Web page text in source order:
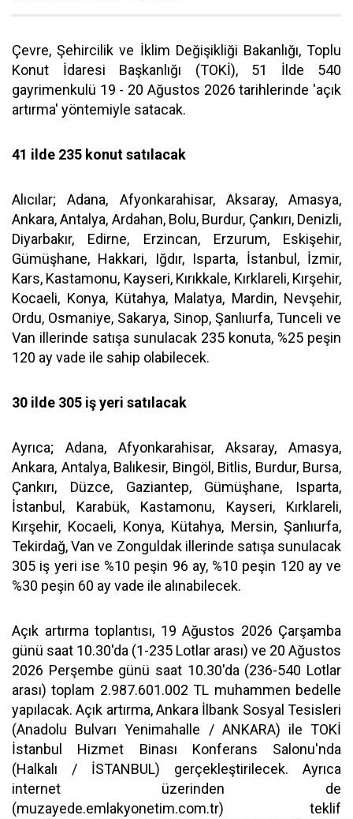
Çevre, Şehircilik ve İklim Değişikliği Bakanlığı, Toplu
Konut İdaresi Başkanlığı (TOKİ), 51 İlde 540
gayrimenkulü 19 - 20 Ağustos 2026 tarihlerinde 'açık
artırma' yöntemiyle satacak.
41 ilde 235 konut satılacak
Alıcılar; Adana, Afyonkarahisar, Aksaray, Amasya,
Ankara, Antalya, Ardahan, Bolu, Burdur, Çankırı, Denizli,
Diyarbakır, Edirne, Erzincan, Erzurum, Eskişehir,
Gümüşhane, Hakkari, Iğdır, Isparta, İstanbul, İzmir,
Kars, Kastamonu, Kayseri, Kırıkkale, Kırklareli, Kırşehir,
Kocaeli, Konya, Kütahya, Malatya, Mardin, Nevşehir,
Ordu, Osmaniye, Sakarya, Sinop, Şanlıurfa, Tunceli ve
Van illerinde satışa sunulacak 235 konuta, %25 peşin
120 ay vade ile sahip olabilecek.
30 ilde 305 iş yeri satılacak
Ayrıca; Adana, Afyonkarahisar, Aksaray, Amasya,
Ankara, Antalya, Balıkesir, Bingöl, Bitlis, Burdur, Bursa,
Çankırı, Düzce, Gaziantep, Gümüşhane, Isparta,
İstanbul, Karabük, Kastamonu, Kayseri, Kırklareli,
Kırşehir, Kocaeli, Konya, Kütahya, Mersin, Şanlıurfa,
Tekirdağ, Van ve Zonguldak illerinde satışa sunulacak
305 iş yeri ise %10 peşin 96 ay, %10 peşin 120 ay ve
%30 peşin 60 ay vade ile alınabilecek.
Açık artırma toplantısı, 19 Ağustos 2026 Çarşamba
günü saat 10.30'da (1-235 Lotlar arası) ve 20 Ağustos
2026 Perşembe günü saat 10.30'da (236-540 Lotlar
arası) toplam 2.987.601.002 TL muhammen bedelle
yapılacak. Açık artırma, Ankara İlbank Sosyal Tesisleri
(Anadolu Bulvarı Yenimahalle / ANKARA) ile TOKİ
İstanbul Hizmet Binası Konferans Salonu'nda
(Halkalı / İSTANBUL) gerçekleştirilecek. Ayrıca
internet üzerinden de
(muzayede.emlakyonetim.com.tr) teklif